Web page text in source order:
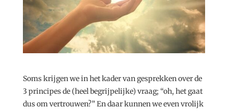
Soms krijgen we in het kader van gesprekken over de
3 principes de (heel begrijpelijke) vraag; “oh, het gaat
dus om vertrouwen?” En daar kunnen we even vrolijk